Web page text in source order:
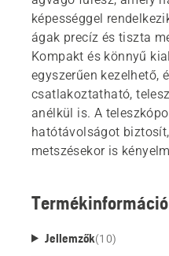
képességgel
ágak precíz és tiszta
Kompakt és könnyű
egyszerűen kezelhető,
csatlakoztatható,
anélkül is. A
hatótávolságot
metszésekor is
dizájnnal rendelkezik,
szűk helyeken történő
Termékinformáció
Jellemzők(10)